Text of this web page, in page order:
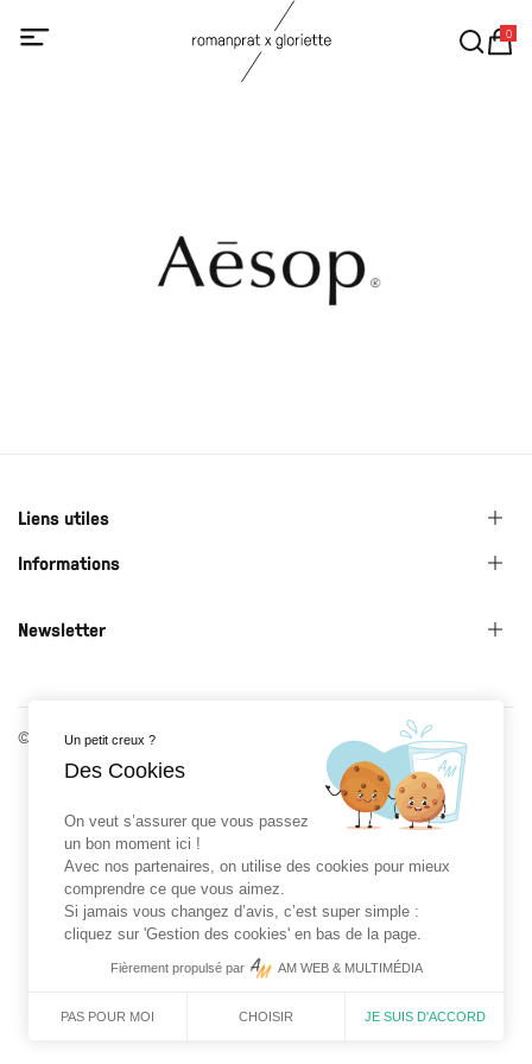
0
Liens utiles
Informations
Newsletter
© 2026 Roman Prat x Gloriette - Réalisé par AM WEB & MULTIMÉDIA
Un petit creux ?
Des Cookies
On veut s’assurer que vous passez
un bon moment ici !
Avec nos partenaires, on utilise des cookies pour mieux
comprendre ce que vous aimez.
Si jamais vous changez d’avis, c’est super simple :
cliquez sur 'Gestion des cookies' en bas de la page.
Fièrement propulsé par AM WEB & MULTIMÉDIA
PAS POUR MOI CHOISIR JE SUIS D'ACCORD